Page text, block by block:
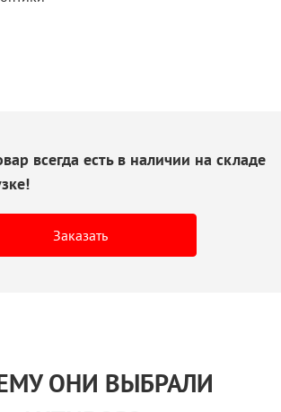
всегда есть в наличии на складе
Заказать
ОНИ ВЫБРАЛИ